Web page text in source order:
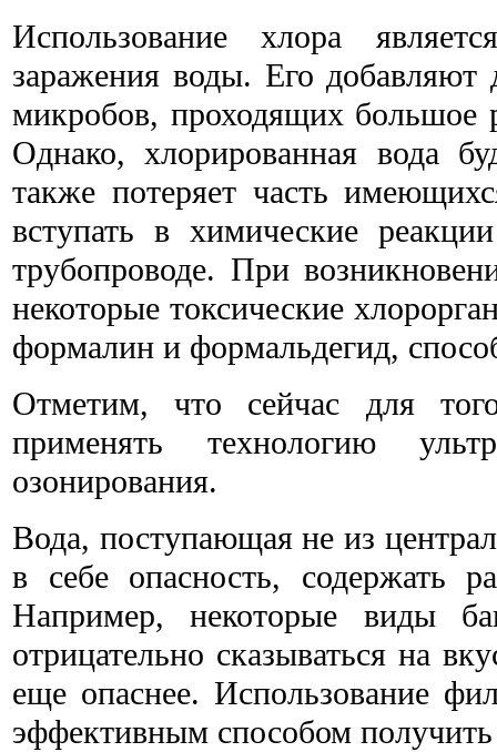
Использование хлора
заражения воды. Его добавляют
микробов, проходящих большое
Однако, хлорированная вода
также потеряет часть
вступать в химические
трубопроводе. При
некоторые токсические
формалин и формальдегид,
Отметим, что сейчас для
применять технологию
озонирования.
Вода, поступающая не из
в себе опасность, содержать
Например, некоторые виды
отрицательно сказываться на
еще опаснее. Использование
эффективным способом